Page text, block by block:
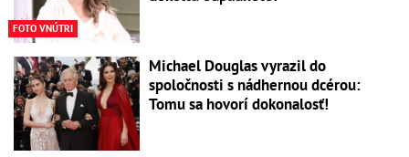
FOTO VNÚTRI
Michael Douglas vyrazil do
spoločnosti s nádhernou dcérou:
Tomu sa hovorí dokonalosť!